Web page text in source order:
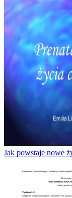
Jak powstaje nowe